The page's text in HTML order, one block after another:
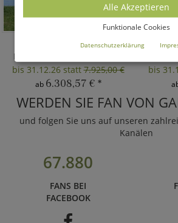
MATOS
Drachenfigur XXL aus Stahl
bis 31.12.26 statt7.925,00 €
ab 6.308,57 € *
bis
WERDEN SIE FAN VON
und folgen Sie uns auf unseren
Kanälen
67.880
FANS BEI
FACEBOOK
Alle Akzeptieren
Funktionale Cookies
Datenschutzerklärung